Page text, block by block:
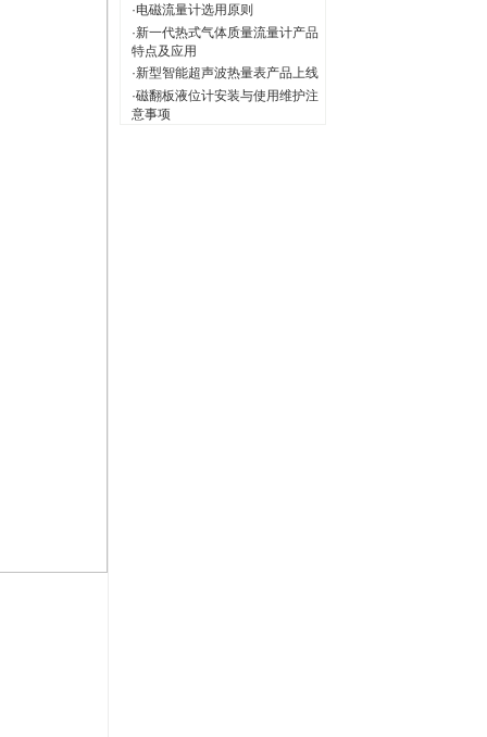
·电磁流量计选用原则
·新一代热式气体质量流量计产品
特点及应用
·新型智能超声波热量表产品上线
·磁翻板液位计安装与使用维护注
意事项